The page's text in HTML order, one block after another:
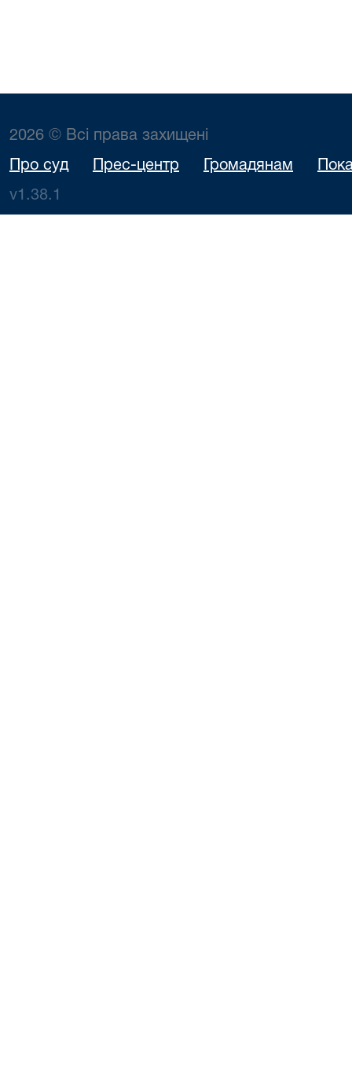
2026 © Всі права захищені
Про суд Прес-центр Громадянам
v1.38.1